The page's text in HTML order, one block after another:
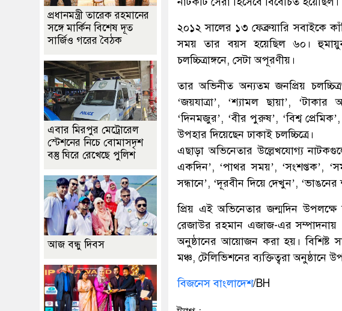
২০১২ সালের ১৩ ফেব্রুয়ারি সবাইকে
সময় তার বয়স হয়েছিল ৬০।
চলচ্চিত্রাঙ্গনে, সেটা অপূরণীয়।
তার অভিনীত অন্যতম জনপ্রিয়
‘জয়যাত্রা’, ‘শ্যামল ছায়া’, ‘টাকার
‘দিনমজুর’, ‘বীর পুরুষ’, ‘বিশ্ব
উপহার দিয়েছেন ঢাকাই চলচ্চিত্রে।
এছাড়া অভিনেতার উল্লেখযোগ্য
একদিন’, ‘পাথর সময়’, ‘সংশপ্তক’,
সন্ধানে’, ‘দূরবীন দিয়ে দেখুন’, ‘ভাঙনের
প্রিয় এই অভিনেতার জন্মদিন
রেজাউর রহমান এজাজ-এর সম্পাদনায়
অনুষ্ঠানের আয়োজন করা হয়। বিশিষ্ট
মঞ্চ, টেলিভিশনের ব্যক্তিত্বরা অনুষ্ঠানে
বিজনেস বাংলাদেশ/BH
প্রধানমন্ত্রী তারেক রহমানের
সঙ্গে মার্কিন বিশেষ দূত
সার্জিও গরের বৈঠক
এবার মিরপুর মেট্রোরেল
স্টেশনের নিচে বোমাসদৃশ
বস্তু ঘিরে রেখেছে পুলিশ
আজ বন্ধু দিবস